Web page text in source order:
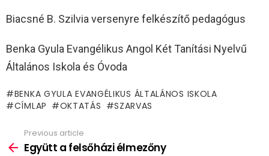
Biacsné B. Szilvia versenyre felkészítő pedagógus
Benka Gyula Evangélikus Angol Két Tanítási Nyelvű
Általános Iskola és Óvoda
BENKA GYULA EVANGÉLIKUS ÁLTALÁNOS ISKOLA
CÍMLAP
OKTATÁS SZARVAS
more
Previous article
Együtt a felsőházi élmezőny